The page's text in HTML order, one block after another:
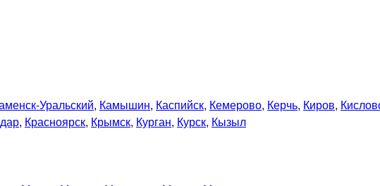
Уральский, Камышин, Каспийск, Кемерово, Керчь, Киров,
, Красноярск, Крымск, Курган, Курск, Кызыл